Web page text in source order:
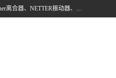
上海邵欧自动化设备有限公司批量供应：INTORQ、NETTER、WAMPFLER、WARNER、WICHITA、三菱离合器、warner离合器、NETTER振动器、WAMPFLER滑触线。上海邵欧自动化设备有限公司提供创新技术与产品解决方案，让客户享有高性价比，优质的产品和服务，我们坚持以持续技术和服务创新为客户不断创造价值。欢迎来电咨询！